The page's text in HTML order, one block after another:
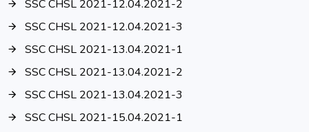
SSC CHSL 2021-12.04.2021-2
SSC CHSL 2021-12.04.2021-3
SSC CHSL 2021-13.04.2021-1
SSC CHSL 2021-13.04.2021-2
SSC CHSL 2021-13.04.2021-3
SSC CHSL 2021-15.04.2021-1